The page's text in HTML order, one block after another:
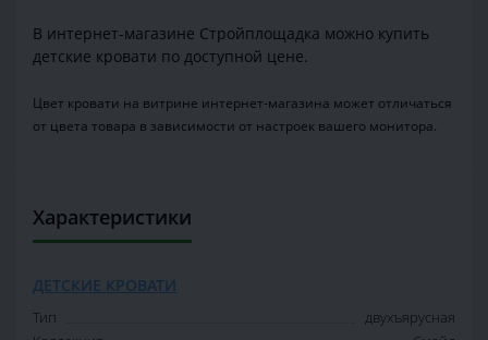
В интернет-магазине Стройплощадка можно купить
детские кровати по доступной цене.
Цвет кровати на витрине интернет-магазина может отличаться
от цвета товара в зависимости от настроек вашего монитора.
Характеристики
ДЕТСКИЕ КРОВАТИ
Тип
двухъярусная